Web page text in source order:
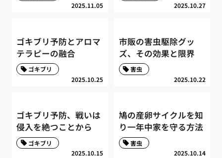
2025.11.05 2025.10.27
ゴキブリ予防とアロマ
テラピーの融合
2025.10.25
ゴキブリ
市販の害虫駆除グッ
ズ、その効果と限界
2025.10.22
害虫
ゴキブリ予防、戦いは
侵入を絶つことから
2025.10.15
ゴキブリ
鳩の産卵サイクルを知
り一年中家を守る方法
2025.10.14
害虫